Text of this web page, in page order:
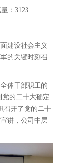
：3123
建设社会主义
的关键时刻召
体干部职工的
的二十大确定
召开了党的二十
讲，公司中层